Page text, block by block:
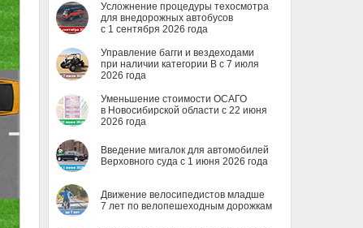
Усложнение процедуры техосмотра
для внедорожных автобусов
с 1 сентября 2026 года
Управление багги и вездеходами
при наличии категории B с 7 июля
2026 года
Уменьшение стоимости ОСАГО
в Новосибирской области с 22 июня
2026 года
Введение мигалок для автомобилей
Верховного суда с 1 июня 2026 года
Движение велосипедистов младше
7 лет по велопешеходным дорожкам